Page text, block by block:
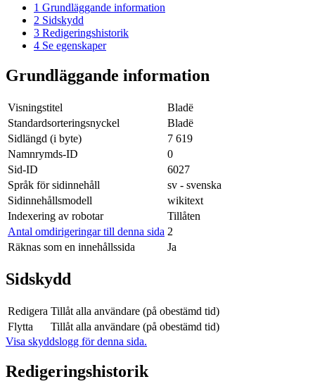
1 Grundläggande information
2 Sidskydd
3 Redigeringshistorik
4 Se egenskaper
Grundläggande information
Visningstitel
Bladë
Standardsorteringsnyckel
Bladë
Sidlängd (i byte)
7 619
Namnrymds-ID
0
Sid-ID
6027
Språk för sidinnehåll
sv - svenska
Sidinnehållsmodell
wikitext
Indexering av robotar
Tillåten
Antal omdirigeringar till denna sida 2
Räknas som en innehållssida
Ja
Sidskydd
Redigera Tillåt alla användare (på obestämd tid)
Flytta
Tillåt alla användare (på obestämd tid)
Visa skyddslogg för denna sida.
Redigeringshistorik